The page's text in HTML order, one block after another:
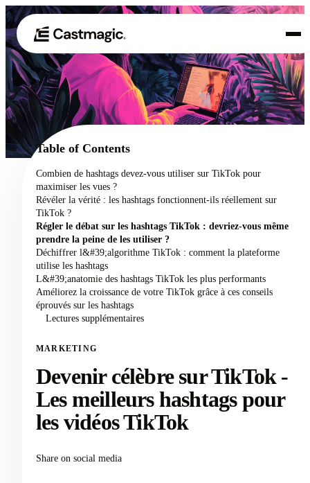
01 Produit
02 Cas d'utilisation
Tarification
À propos de nous
Table of Contents
Combien de hashtags devez-vous utiliser sur TikTok pour
maximiser les vues ?
Révéler la vérité : les hashtags fonctionnent-ils réellement sur
TikTok ?
Régler le débat sur les hashtags TikTok : devriez-vous même
prendre la peine de les utiliser ?
Déchiffrer l&#39;algorithme TikTok : comment la plateforme
utilise les hashtags
L&#39;anatomie des hashtags TikTok les plus performants
Améliorez la croissance de votre TikTok grâce à ces conseils
éprouvés sur les hashtags
Lectures supplémentaires
MARKETING
Devenir célèbre sur TikTok -
Les meilleurs hashtags pour
les vidéos TikTok
Share on social media